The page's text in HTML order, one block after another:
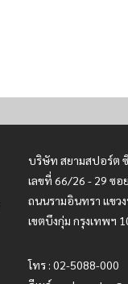
บริษัท สยามสปอร์ต
เลขที่ 66/26 - 29 ซอ
ถนนรามอินทรา แขว
เขตบึงกุ่ม กรุงเทพฯ
โทร : 02-5088-000